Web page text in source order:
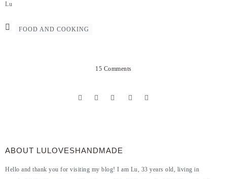
Lu
FOOD AND COOKING
15 Comments
ABOUT LULOVESHANDMADE
Hello and thank you for visiting my blog! I am Lu, 33 years old, living in